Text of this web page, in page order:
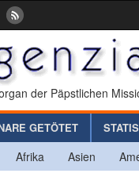
der Päpstlichen
GETÖTET
Afrika Asien